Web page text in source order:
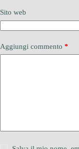
Sito web
Aggiungi commento *